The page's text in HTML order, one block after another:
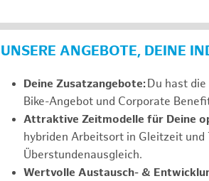
UNSERE ANGEBOTE, DEINE
Deine Zusatzangebote:Du hast
Bike-Angebot und Corporate
Attraktive Zeitmodelle für Deine
hybriden Arbeitsort in Gleitzeit und
Überstundenausgleich.
Wertvolle Austausch- &